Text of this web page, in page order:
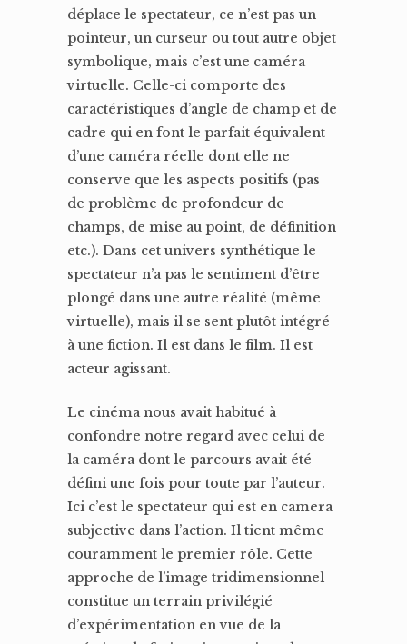
déplace le spectateur, ce n’est pas un
pointeur, un curseur ou tout autre objet
symbolique, mais c’est une caméra
virtuelle. Celle-ci comporte des
caractéristiques d’angle de champ et de
cadre qui en font le parfait équivalent
d’une caméra réelle dont elle ne
conserve que les aspects positifs (pas
de problème de profondeur de
champs, de mise au point, de définition
etc.). Dans cet univers synthétique le
spectateur n’a pas le sentiment d’être
plongé dans une autre réalité (même
virtuelle), mais il se sent plutôt intégré
à une fiction. Il est dans le film. Il est
acteur agissant.
Le cinéma nous avait habitué à
confondre notre regard avec celui de
la caméra dont le parcours avait été
défini une fois pour toute par l’auteur.
Ici c’est le spectateur qui est en camera
subjective dans l’action. Il tient même
couramment le premier rôle. Cette
approche de l’image tridimensionnel
constitue un terrain privilégié
d’expérimentation en vue de la